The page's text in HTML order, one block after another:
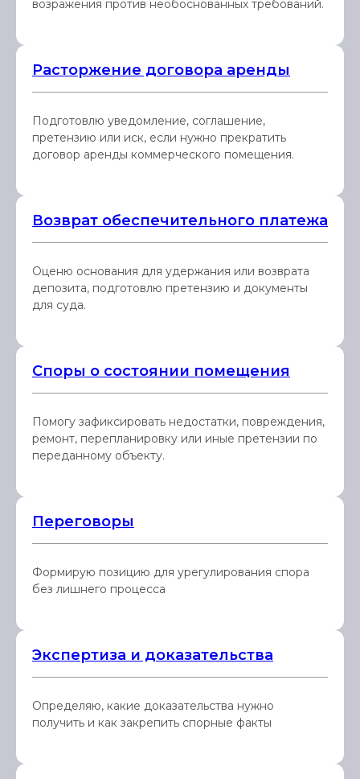
возражения против необоснованных требований.
Расторжение договора аренды
Подготовлю уведомление, соглашение,
претензию или иск, если нужно прекратить
договор аренды коммерческого помещения.
Возврат обеспечительного платежа
Оценю основания для удержания или возврата
депозита, подготовлю претензию и документы
для суда.
Споры о состоянии помещения
Помогу зафиксировать недостатки, повреждения,
ремонт, перепланировку или иные претензии по
переданному объекту.
Переговоры
Формирую позицию для урегулирования спора
без лишнего процесса
Экспертиза и доказательства
Определяю, какие доказательства нужно
получить и как закрепить спорные факты